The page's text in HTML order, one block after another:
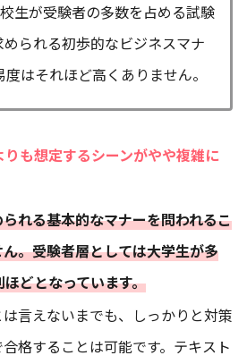
生が受験者の多数を占める試験
られる初歩的なビジネスマナ
はそれほど高くありません。
りも想定するシーンがやや複雑に
れる基本的なマナーを問われるこ
。受験者層としては大学生が多
どとなっています。
言えないまでも、しっかりと対策
格することは可能です。テキスト